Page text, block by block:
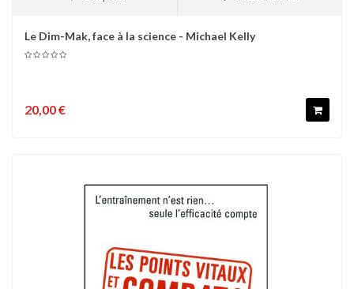
Le Dim-Mak, face à la science - Michael Kelly
20,00 €